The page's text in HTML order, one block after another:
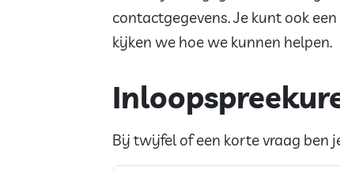
contactgegevens. Je kunt ook
kijken we hoe we kunnen helpen.
Bij twijfel of een korte vraag ben